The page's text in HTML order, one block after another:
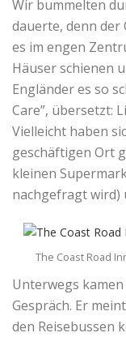
Wir bummelten
dauerte, denn der
es im engen
Häuser schienen
Engländer es so
Care”, übersetzt:
Vielleicht haben
geschäftigen Ort
kleinen
nachgefragt wird)
The Coast Road
Unterwegs
Gespräch. Er
den Reisebussen